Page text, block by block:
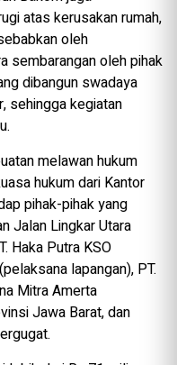
atas kerusakan rumah,
oleh
sembarangan oleh pihak
dibangun swadaya
sehingga kegiatan
melawan hukum
hukum dari Kantor
pihak-pihak yang
Jalan Lingkar Utara
Haka Putra KSO
lapangan), PT.
Mitra Amerta
Jawa Barat, dan